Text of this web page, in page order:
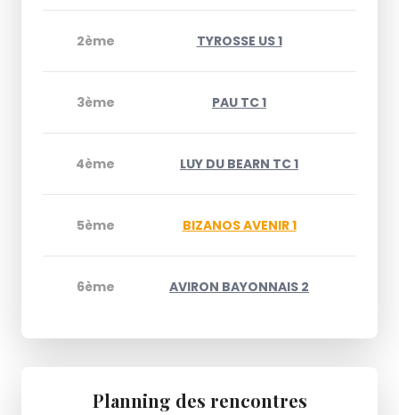
2ème TYROSSE US 1
3ème PAU TC 1
4ème LUY DU BEARN TC 1
5ème BIZANOS AVENIR 1
6ème AVIRON BAYONNAIS 2
Planning des rencontres